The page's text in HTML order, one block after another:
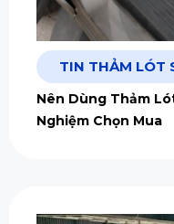
TIN THẢM LÓT
Nên Dùng Thảm
Nghiệm Chọn Mua